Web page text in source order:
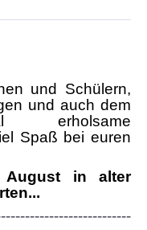
und Schülern,
und auch dem
erholsame
Spaß bei euren
in alter